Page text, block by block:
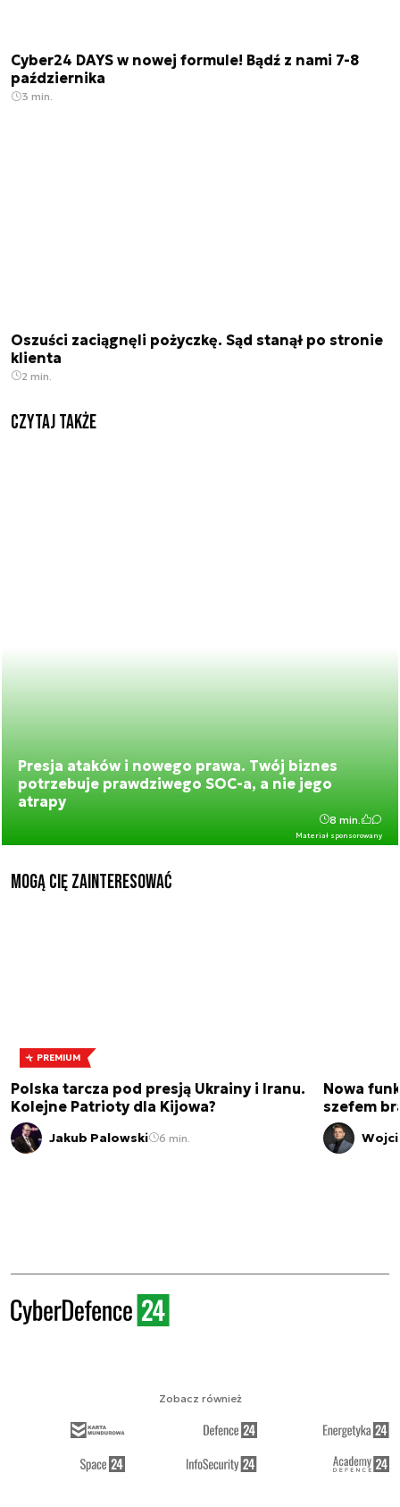
Cyber24 DAYS w nowej formule! Bądź z nami 7-8
października
3 min.
Oszuści zaciągnęli pożyczkę. Sąd stanął po stronie
klienta
2 min.
Czytaj także
Presja ataków i nowego prawa. Twój biznes
potrzebuje prawdziwego SOC-a, a nie jego
atrapy
Materiał sponsorowany
8 min.
Mogą Cię zainteresować
PREMIUM
Polska tarcza pod presją Ukrainy i Iranu.
Kolejne Patrioty dla Kijowa?
Jakub Palowski 6 min.
Nowa
szefem
Zobacz również